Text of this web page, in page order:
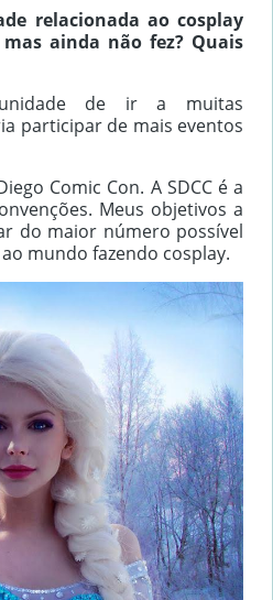
relacionada ao cosplay
ainda não fez? Quais
de ir a muitas
participar de mais eventos
Comic Con. A SDCC é a
Meus objetivos a
do maior número possível
mundo fazendo cosplay.